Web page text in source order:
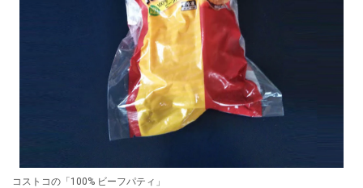
コストコの「100% ビーフパティ」